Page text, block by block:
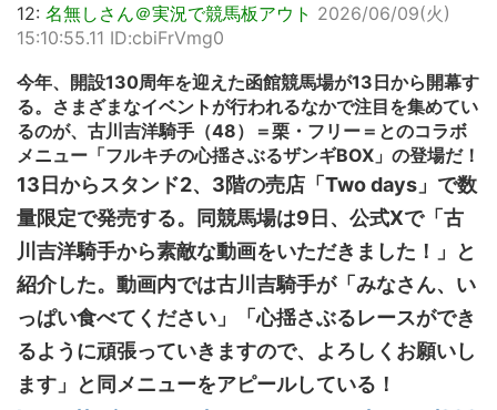
12: 名無しさん＠実況で競馬板アウト 2026/06/09(火)
15:10:55.11 ID:cbiFrVmg0
今年、開設130周年を迎えた函館競馬場が13日から開幕す
る。さまざまなイベントが行われるなかで注目を集めてい
るのが、古川吉洋騎手（48）＝栗・フリー＝とのコラボ
メニュー「フルキチの心揺さぶるザンギBOX」の登場だ！
13日からスタンド2、3階の売店「Two days」で数
量限定で発売する。同競馬場は9日、公式Xで「古
川吉洋騎手から素敵な動画をいただきました！」と
紹介した。動画内では古川吉騎手が「みなさん、い
っぱい食べてください」「心揺さぶるレースができ
るように頑張っていきますので、よろしくお願いし
ます」と同メニューをアピールしている！